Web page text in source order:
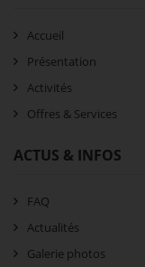
Accueil
Présentation
Activités
Offres & Services
ACTUS & INFOS
FAQ
Actualités
Galerie photos